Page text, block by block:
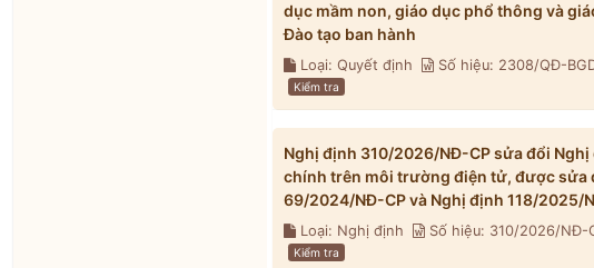
dục mầm non, giáo dục phổ thông và
Đào tạo ban hành
Loại: Quyết định Số hiệu: 2308/QĐ-
Kiểm tra
Nghị định 310/2026/NĐ-CP sửa đổi
chính trên môi trường điện tử, được sửa
69/2024/NĐ-CP và Nghị định 118/2025/
Loại: Nghị định Số hiệu: 310/2026/NĐ-
Kiểm tra